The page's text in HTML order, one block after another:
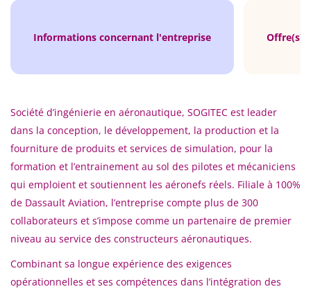
Informations concernant l'entreprise Offre(s)
Société d’ingénierie en aéronautique, SOGITEC est leader
dans la conception, le développement, la production et la
fourniture de produits et services de simulation, pour la
formation et l’entrainement au sol des pilotes et mécaniciens
qui emploient et soutiennent les aéronefs réels. Filiale à 100%
de Dassault Aviation, l’entreprise compte plus de 300
collaborateurs et s’impose comme un partenaire de premier
niveau au service des constructeurs aéronautiques.
Combinant sa longue expérience des exigences
opérationnelles et ses compétences dans l’intégration des